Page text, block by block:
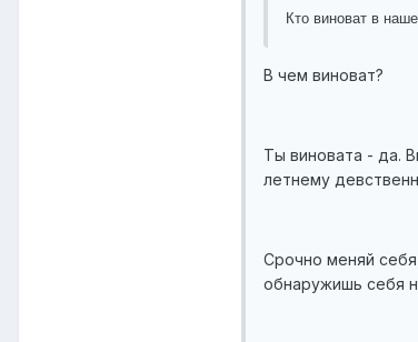
Кто виноват в
В чем виноват?
Ты виновата - да.
летнему
Срочно меняй
обнаружишь себя